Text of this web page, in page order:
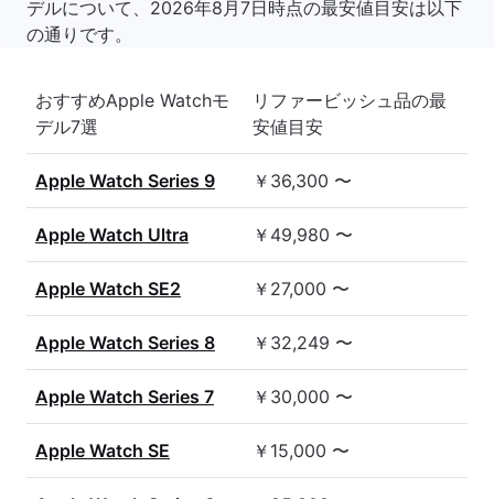
デルについて、2026年8月7日時点の最安値目安は以下
の通りです。
おすすめApple Watchモ
デル7選
リファービッシュ品の最
安値目安
Apple Watch Series 9 ￥36,300 〜
Apple Watch Ultra ￥49,980 〜
Apple Watch SE2 ￥27,000 〜
Apple Watch Series 8 ￥32,249 〜
Apple Watch Series 7 ￥30,000 〜
Apple Watch SE ￥15,000 〜